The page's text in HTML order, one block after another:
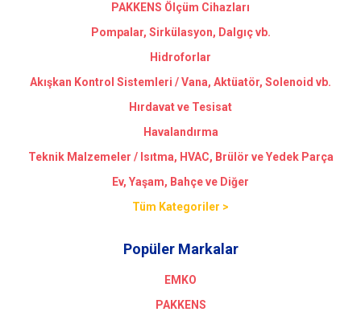
PAKKENS Ölçüm Cihazları
Pompalar, Sirkülasyon, Dalgıç vb.
Hidroforlar
Akışkan Kontrol Sistemleri / Vana, Aktüatör, Solenoid vb.
Hırdavat ve Tesisat
Havalandırma
Teknik Malzemeler / Isıtma, HVAC, Brülör ve Yedek Parça
Ev, Yaşam, Bahçe ve Diğer
Tüm Kategoriler >
Popüler Markalar
EMKO
PAKKENS